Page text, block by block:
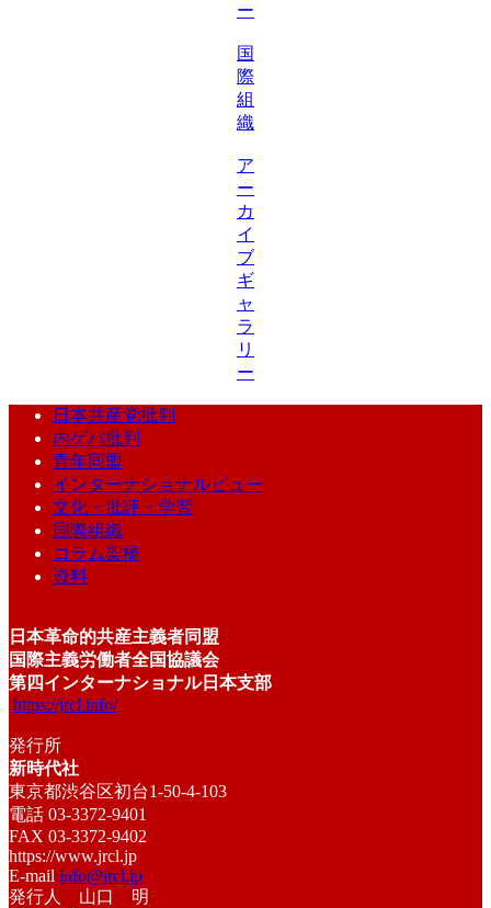
ー
国
際
組
織
ア
ー
カ
イ
ブ
ギ
ャ
ラ
リ
ー
日本共産党批判
内ゲバ批判
青年同盟
インターナショナルビュー
文化・批評・学習
国際組織
コラム架橋
資料
日本革命的共産主義者同盟
国際主義労働者全国協議会
第四インターナショナル日本支部
https://jrcl.info/
発行所
新時代社
東京都渋谷区初台1-50-4-103
電話 03-3372-9401
FAX 03-3372-9402
https://www.jrcl.jp
E-mail info@jrcl.jp
発行人 山口 明